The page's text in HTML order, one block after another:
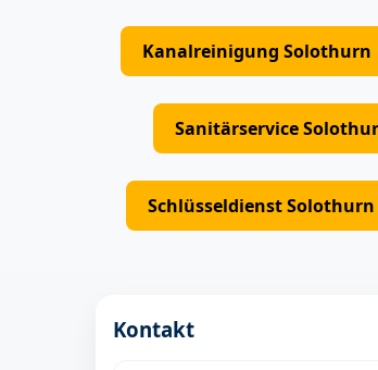
Kanalreinigung Solothurn
Sanitärservice
Schlüsseldienst Solothurn
Kontakt